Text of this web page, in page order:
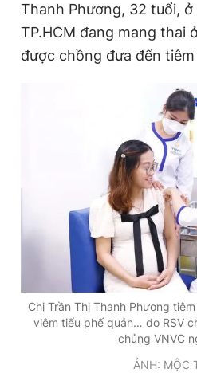
Thanh Phương, 32 tuổi,
TP.HCM đang mang thai
được chồng đưa đến
Chị Trần Thị Thanh Phương
viêm tiểu phế quản… do RSV
chủng VNVC
ẢNH: MỘC